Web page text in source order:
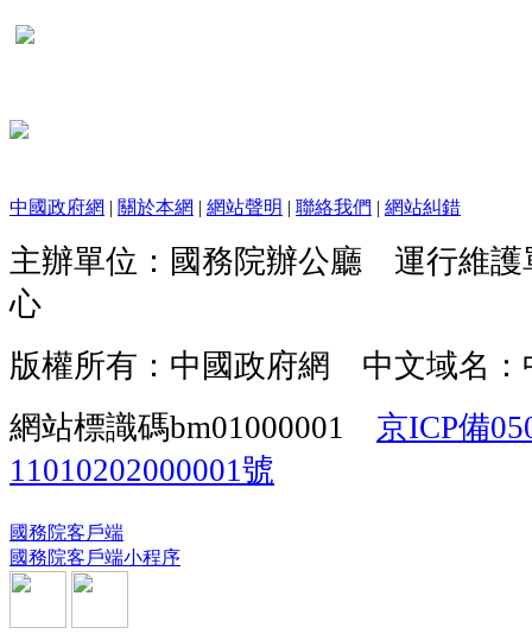
中國政府網 | 關於本網 | 網站聲明 | 聯絡我們 | 網站糾錯
主辦單位：國務院辦公廳 運行維護
心
版權所有：中國政府網 中文域名：
網站標識碼bm01000001 京ICP備
11010202000001號
國務院客戶端
國務院客戶端小程序